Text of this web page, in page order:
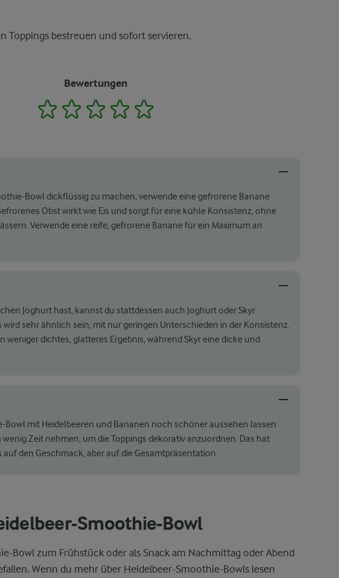
Toppings bestreuen und sofort servieren.
Bewertungen
1 2 3 4
Bowl dickflüssig zu machen, verwende eine gefrorene Banane
Obst wirkt wie Eis und sorgt für eine kühle Konsistenz, ohne
Verwende eine reife, gefrorene Banane für ein Maximum an
Joghurt hast, kannst du stattdessen auch Joghurt oder Skyr
wird sehr ähnlich sein, mit nur geringen Unterschieden in der Konsistenz.
weniger dichtes, glatteres Ergebnis, während Skyr eine dicke und
Bowl mit Heidelbeeren und Bananen noch schöner aussehen lassen
Zeit nehmen, um die Toppings dekorativ anzuordnen. Das hat
den Geschmack, aber auf die Gesamtpräsentation.
Smoothie-Bowl
Bowl zum Frühstück oder als Snack am Nachmittag oder Abend
Wenn du mehr über Heidelbeer-Smoothie-Bowls lesen